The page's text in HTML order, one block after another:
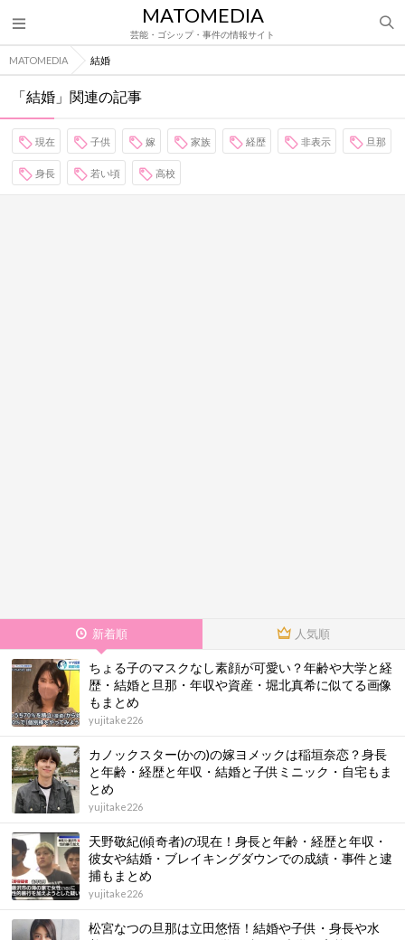
MATOMEDIA
芸能・ゴシップ・事件の情報サイト
MATOMEDIA 結婚
「結婚」関連の記事
現在 子供 嫁 家族 経歴 非表示 旦那
身長 若い頃 高校
新着順 人気順
ちょる子のマスクなし素顔が可愛い？年齢や大学と経
歴・結婚と旦那・年収や資産・堀北真希に似てる画像
もまとめ
yujitake226
カノックスター(かの)の嫁ヨメックは稲垣奈恋？身長
と年齢・経歴と年収・結婚と子供ミニック・自宅もま
とめ
yujitake226
天野敬紀(傾奇者)の現在！身長と年齢・経歴と年収・
彼女や結婚・ブレイキングダウンでの成績・事件と逮
捕もまとめ
yujitake226
松宮なつの旦那は立田悠悟！結婚や子供・身長や水